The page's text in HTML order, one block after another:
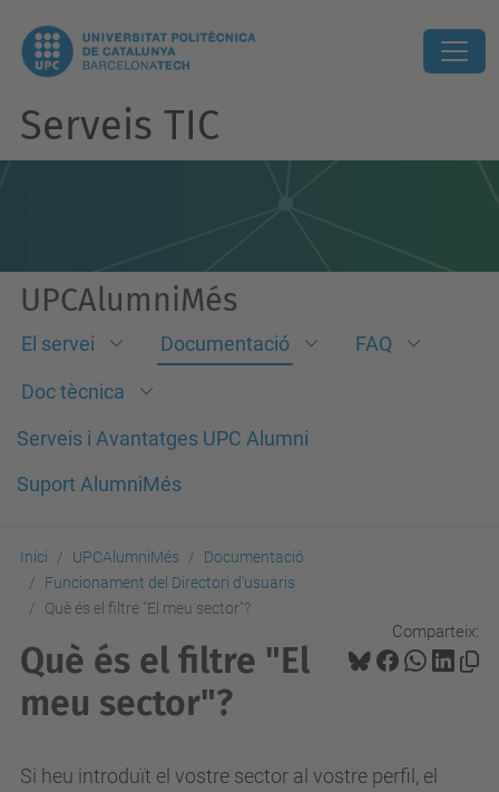
Serveis TIC
UPCAlumniMés
El servei Documentació FAQ
Doc tècnica
Serveis i Avantatges UPC Alumni
Suport AlumniMés
Inici UPCAlumniMés
Documentació
Funcionament del Directori d'usuaris
Què és el filtre "El meu sector"?
Comparteix:
Què és el filtre "El
meu sector"?
Si heu introduït el vostre sector al vostre perfil, el